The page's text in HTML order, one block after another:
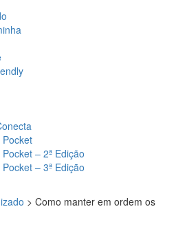
– 2ª Edição
– 3ª Edição
> Como manter em ordem os